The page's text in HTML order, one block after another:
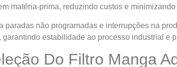
matéria-prima, reduzindo custos e
paradas não programadas e interrupções na
estabilidade ao processo industrial e
Do Filtro Manga